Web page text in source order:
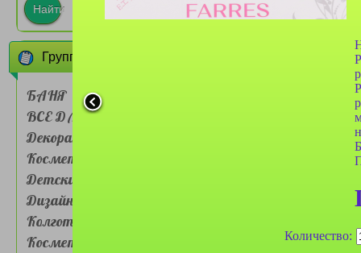
Количество:
Найти
Группы товаров
БАНЯ
ВСЕ ДЛЯ ДОМА
Декоративная
Косметика
Детские товары
Дизайн для ногтей
Колготки, носочки
Косметички, сумочки,